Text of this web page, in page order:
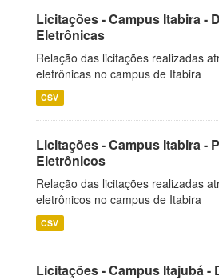
Licitações - Campus Itabira -
Eletrônicas
Relação das licitações realizadas
eletrônicas no campus de Itabira
CSV
Licitações - Campus Itabira -
Eletrônicos
Relação das licitações realizadas
eletrônicos no campus de Itabira
CSV
Licitações - Campus Itajubá -